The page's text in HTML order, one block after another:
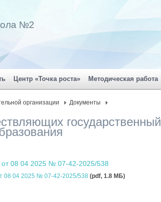
№2
Центр «Точка роста» Методическая работа
организации Документы
государственный
от 08 04 2025 № 07-42-2025/538
08 04 2025 № 07-42-2025/538 (pdf, 1.8 MБ)